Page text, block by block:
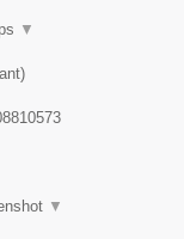
▼
)
▼